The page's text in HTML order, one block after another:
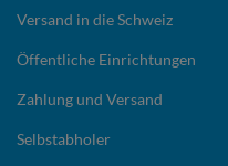
Versand in die Schweiz
Öffentliche Einrichtungen
Zahlung und Versand
Selbstabholer